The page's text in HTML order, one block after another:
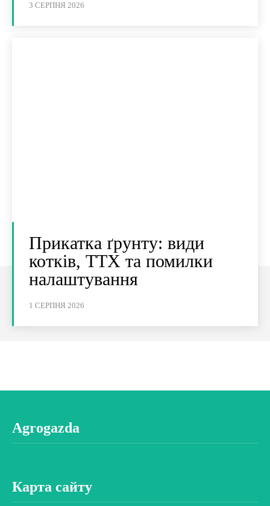
3 СЕРПНЯ 2026
Прикатка ґрунту: види
котків, ТТХ та помилки
налаштування
1 СЕРПНЯ 2026
Agrogazda
Карта сайту